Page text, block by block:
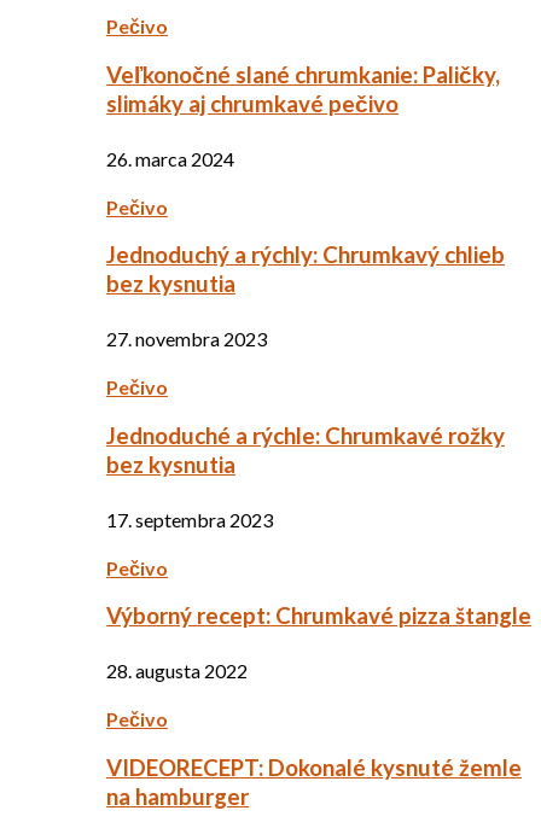
Pečivo
Veľkonočné slané chrumkanie: Paličky,
slimáky aj chrumkavé pečivo
26. marca 2024
Pečivo
Jednoduchý a rýchly: Chrumkavý chlieb
bez kysnutia
27. novembra 2023
Pečivo
Jednoduché a rýchle: Chrumkavé rožky
bez kysnutia
17. septembra 2023
Pečivo
Výborný recept: Chrumkavé pizza štangle
28. augusta 2022
Pečivo
VIDEORECEPT: Dokonalé kysnuté žemle
na hamburger